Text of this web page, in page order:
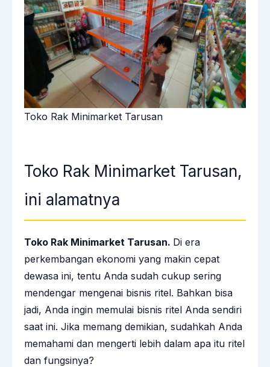
Toko Rak Minimarket Tarusan
Toko Rak Minimarket Tarusan,
ini alamatnya
Toko Rak Minimarket Tarusan. Di era
perkembangan ekonomi yang makin cepat
dewasa ini, tentu Anda sudah cukup sering
mendengar mengenai bisnis ritel. Bahkan bisa
jadi, Anda ingin memulai bisnis ritel Anda sendiri
saat ini. Jika memang demikian, sudahkah Anda
memahami dan mengerti lebih dalam apa itu ritel
dan fungsinya?